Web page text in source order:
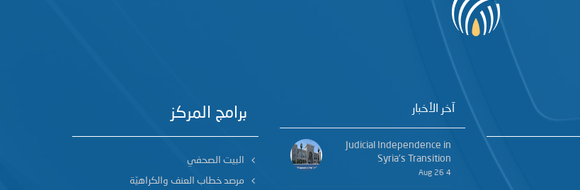
برامج المركز
البيت الصحفي
مرصد خطاب العنف والكراهيّة
آخر الأخبار
Judicial Independence in
Syria’s Transition
4 Aug 26